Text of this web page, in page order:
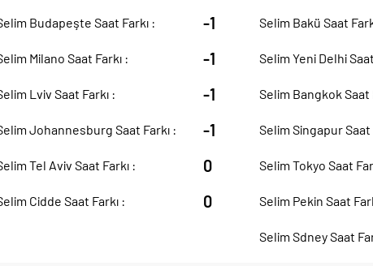
Budapeşte Saat Farkı : -1
Milano Saat Farkı : -1
Lviv Saat Farkı : -1
Johannesburg Saat Farkı : -1
Tel Aviv Saat Farkı : 0
Cidde Saat Farkı : 0
Selim Bakü Saat
Selim Yeni Delhi
Selim Bangkok Saat
Selim Singapur Saat
Selim Tokyo Saat
Selim Pekin Saat
Selim Sdney Saat